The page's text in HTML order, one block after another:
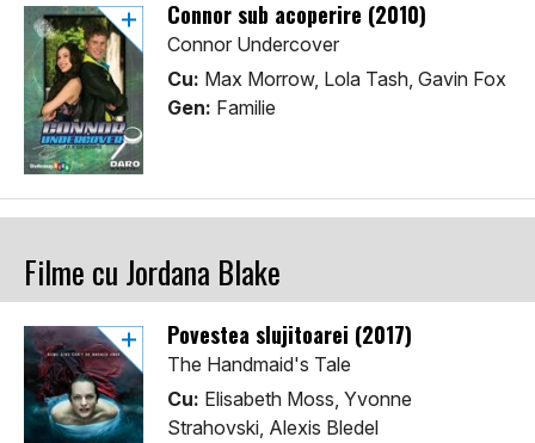
Connor sub acoperire (2010)
Connor Undercover
Cu: Max Morrow, Lola Tash, Gavin Fox
Gen: Familie
Filme cu Jordana Blake
Povestea slujitoarei (2017)
The Handmaid's Tale
Cu: Elisabeth Moss, Yvonne
Strahovski, Alexis Bledel